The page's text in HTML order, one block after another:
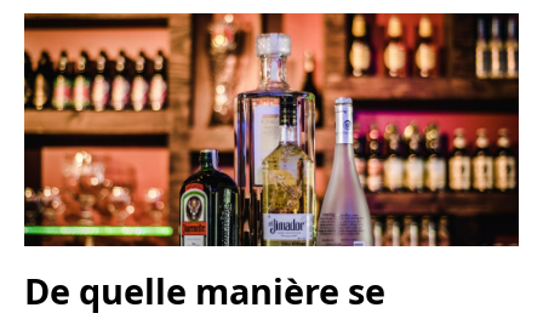
De quelle manière se